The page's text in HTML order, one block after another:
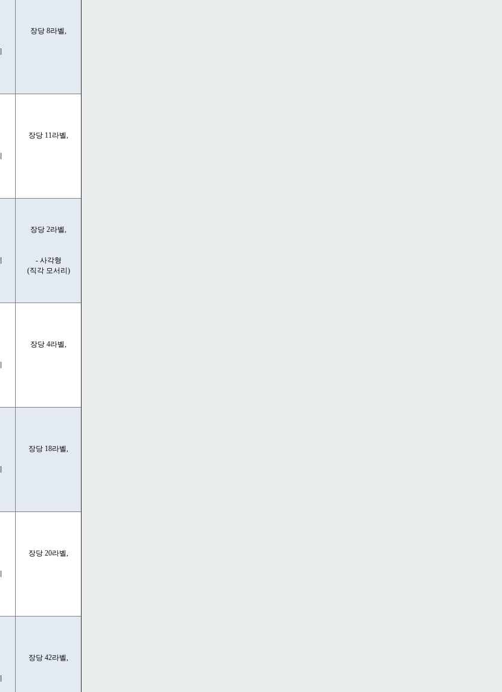
장당 8라벨,
장당 11라벨,
장당 2라벨,
- 사각형
(직각 모서리)
장당 4라벨,
장당 18라벨,
장당 20라벨,
장당 42라벨,